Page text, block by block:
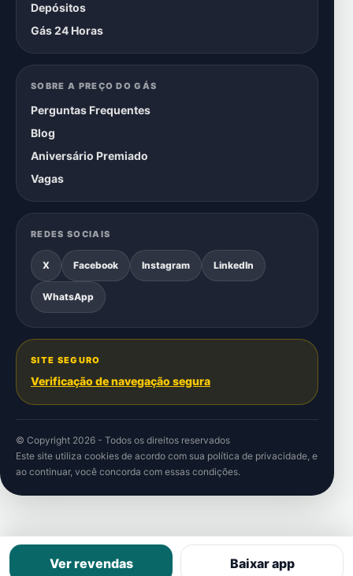
Depósitos
Gás 24 Horas
SOBRE A PREÇO DO GÁS
Perguntas Frequentes
Blog
Aniversário Premiado
Vagas
REDES SOCIAIS
X Facebook Instagram LinkedIn
WhatsApp
SITE SEGURO
Verificação de navegação segura
© Copyright 2026 - Todos os direitos reservados
Este site utiliza cookies de acordo com sua política de privacidade, e
ao continuar, você concorda com essas condições.
Ver revendas Baixar app